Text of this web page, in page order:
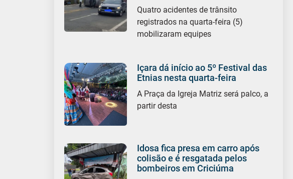
Quatro acidentes de trânsito
registrados na quarta-feira (5)
mobilizaram equipes
Içara dá início ao 5º Festival das
Etnias nesta quarta-feira
A Praça da Igreja Matriz será palco, a
partir desta
Idosa fica presa em carro após
colisão e é resgatada pelos
bombeiros em Criciúma